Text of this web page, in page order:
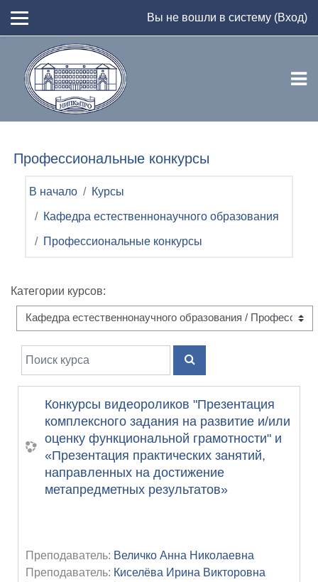
Вы не вошли в систему (Вход)
Профессиональные конкурсы
В начало Курсы
Кафедра естественнонаучного образования
Профессиональные конкурсы
Категории курсов:
Поиск курса
ПОИСК КУРСА
Конкурсы видеороликов "Презентация
комплексного задания на развитие и/или
оценку функциональной грамотности" и
«Презентация практических занятий,
направленных на достижение
метапредметных результатов»
Преподаватель: Величко Анна Николаевна
Преподаватель: Киселёва Ирина Викторовна